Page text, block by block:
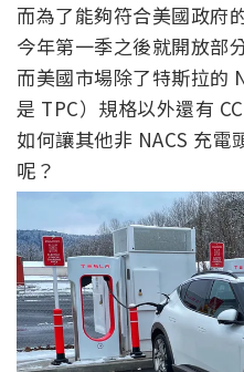
而為了能夠符合美國政府
今年第一季之後就開放部
而美國市場除了特斯拉的
是 TPC）規格以外還有
如何讓其他非 NACS 充電
呢？